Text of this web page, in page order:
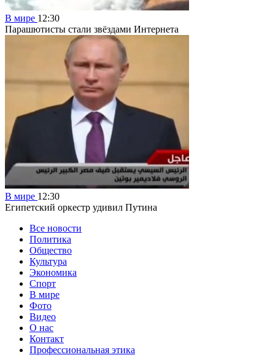
В мире 12:30
Парашютисты стали звёздами Интернета
В мире 12:30
Египетский оркестр удивил Путина
Все новости
Политика
Общество
Культура
Экономика
Спорт
В мире
Фото
Видео
О нас
Контакт
Профессиональная этика